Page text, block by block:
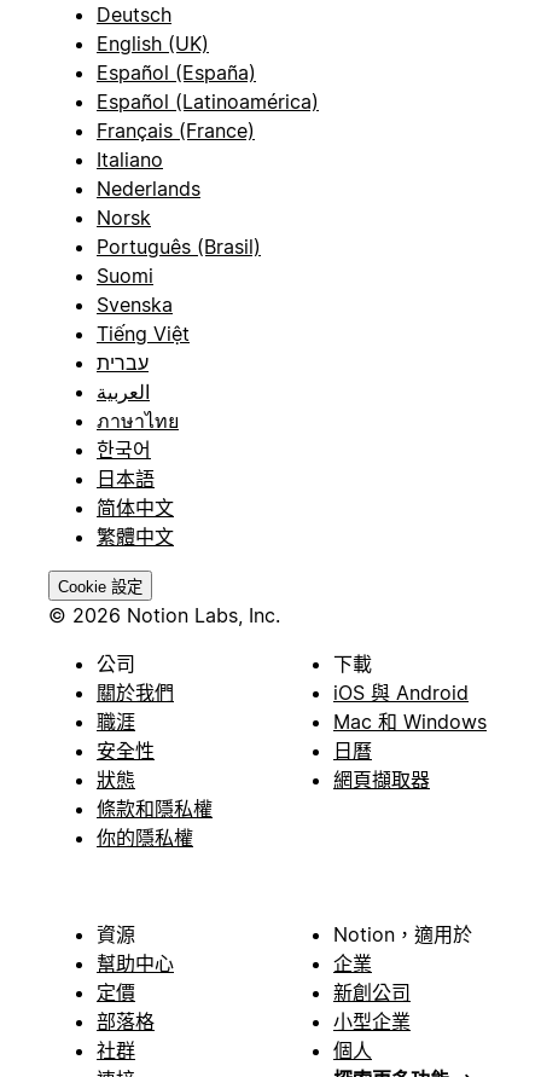
Deutsch
English (UK)
Español (España)
Español (Latinoamérica)
Français (France)
Italiano
Nederlands
Norsk
Português (Brasil)
Suomi
Svenska
Tiếng Việt
עברית
العربية
ภาษาไทย
한국어
日本語
简体中文
繁體中文
Cookie 設定
© 2026 Notion Labs, Inc.
公司
關於我們
職涯
安全性
狀態
條款和隱私權
你的隱私權
下載
iOS 與 Android
Mac 和 Windows
日曆
網頁擷取器
資源
幫助中心
定價
部落格
社群
Notion，適用於
企業
新創公司
小型企業
個人